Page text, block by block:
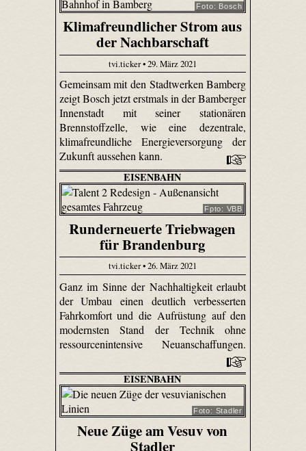
Foto: Bosch
Klimafreundlicher Strom aus
der Nachbarschaft
tvi.ticker • 29. März 2021
Gemeinsam mit den Stadtwerken Bamberg
zeigt Bosch jetzt erstmals in der Bamberger
Innenstadt mit seiner stationären
Brennstoffzelle, wie eine dezentrale,
klimafreundliche Energieversorgung der
Zukunft aussehen kann.
EISENBAHN
Fpto: VBB
Runderneuerte Triebwagen
für Brandenburg
tvi.ticker • 26. März 2021
Ganz im Sinne der Nachhaltigkeit erlaubt
der Umbau einen deutlich verbesserten
Fahrkomfort und die Aufrüstung auf den
modernsten Stand der Technik ohne
ressourcenintensive Neuanschaffungen.
EISENBAHN
Foto: Stadler
Neue Züge am Vesuv von
Stadler